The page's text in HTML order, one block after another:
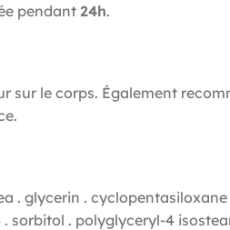
pendant 24h.
sur le corps. Également
. glycerin .
sorbitol . polyglyceryl-4